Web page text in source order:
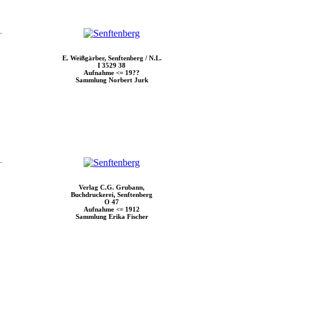
E. Weißgärber, Senftenberg / N.L.
I 3529 38
Aufnahme <= 19??
Sammlung Norbert Jurk
Verlag C.G. Grubann,
Buchdruckerei, Senftenberg
O 47
Aufnahme <= 1912
Sammlung Erika Fischer